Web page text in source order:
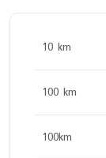
10 km
100 km
100km